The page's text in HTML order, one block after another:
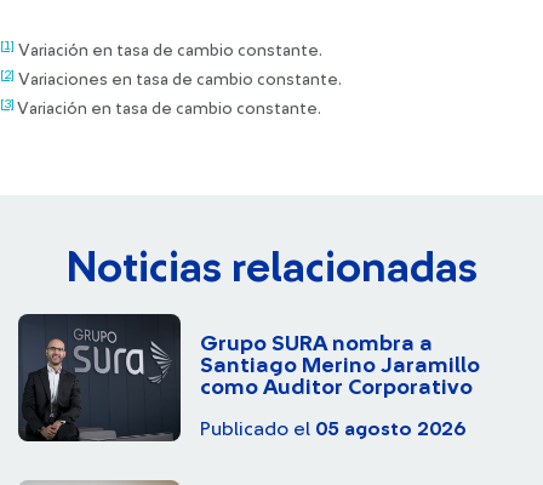
[1] Variación en tasa de cambio constante.
[2] Variaciones en tasa de cambio constante.
[3] Variación en tasa de cambio constante.
Noticias relacionadas
Grupo SURA nombra a
Santiago Merino Jaramillo
como Auditor Corporativo
Publicado el 05 agosto 2026